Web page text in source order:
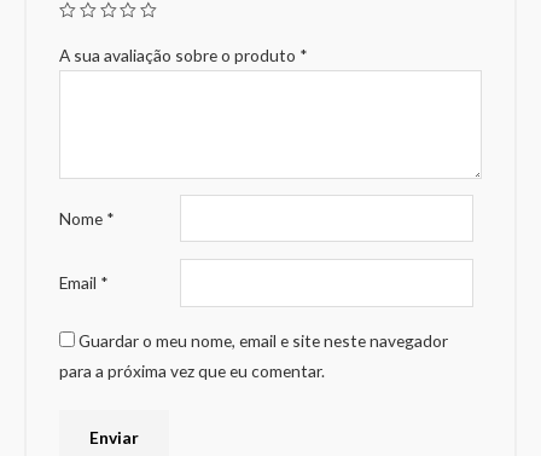
A sua avaliação sobre o produto *
Nome *
Email *
Guardar o meu nome, email e site neste navegador
para a próxima vez que eu comentar.